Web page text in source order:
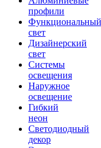
профили
Функциональный
свет
Дизайнерский
свет
Системы
освещения
Наружное
освещение
Гибкий
неон
Светодиодный
декор